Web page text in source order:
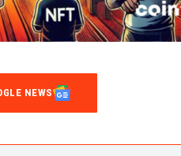
NEWS